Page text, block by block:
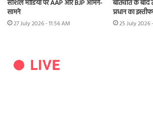
सोशल मीडिया पर AAP और BJP आमने-
सामने
27 July 2026 - 11:56 AM
बातचीत के बाद
प्रधान का
25 July 2026